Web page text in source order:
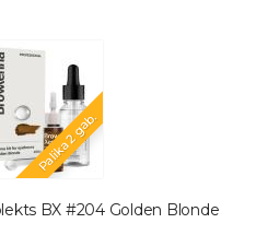
Palika 2 gab.
BX #204 Golden Blonde